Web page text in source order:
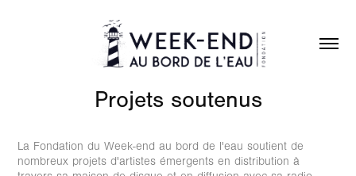
Projets soutenus
La Fondation du Week-end au bord de l'eau soutient de
nombreux projets d'artistes émergents en distribution à